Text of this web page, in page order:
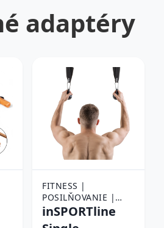
adaptéry
FITNESS |
POSILŇOVANIE |
POSILŇOVACIE
inSPORTline